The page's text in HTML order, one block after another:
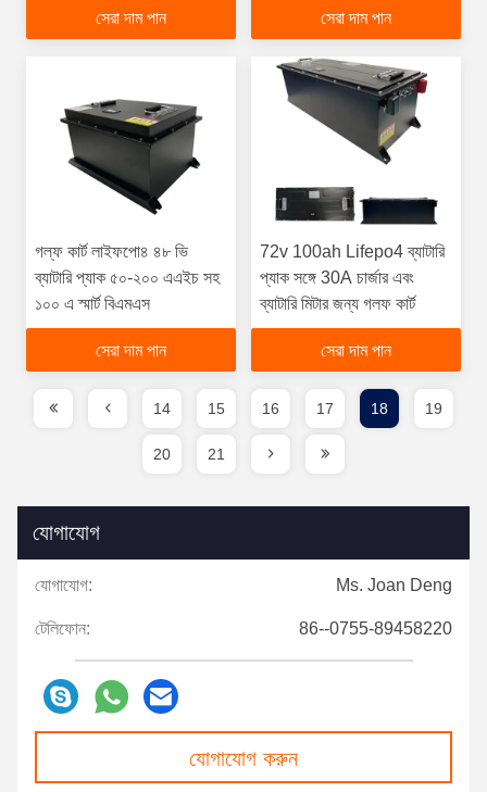
সেরা দাম পান সেরা দাম পান
গল্ফ কার্ট লাইফপো৪ ৪৮ ভি
ব্যাটারি প্যাক ৫০-২০০ এএইচ সহ
১০০ এ স্মার্ট বিএমএস
সেরা দাম পান
72v 100ah Lifepo4 ব্যাটারি
প্যাক সঙ্গে 30A চার্জার এবং
ব্যাটারি মিটার জন্য গলফ কার্ট
সেরা দাম পান
14 15 16 17 18 19
20 21
যোগাযোগ
যোগাযোগ: Ms. Joan Deng
টেলিফোন: 86--0755-89458220
যোগাযোগ করুন